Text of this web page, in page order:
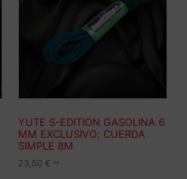
YUTE S-EDITION GASOLINA 6
MM EXCLUSIVO; CUERDA
SIMPLE 8M
23,50 € **